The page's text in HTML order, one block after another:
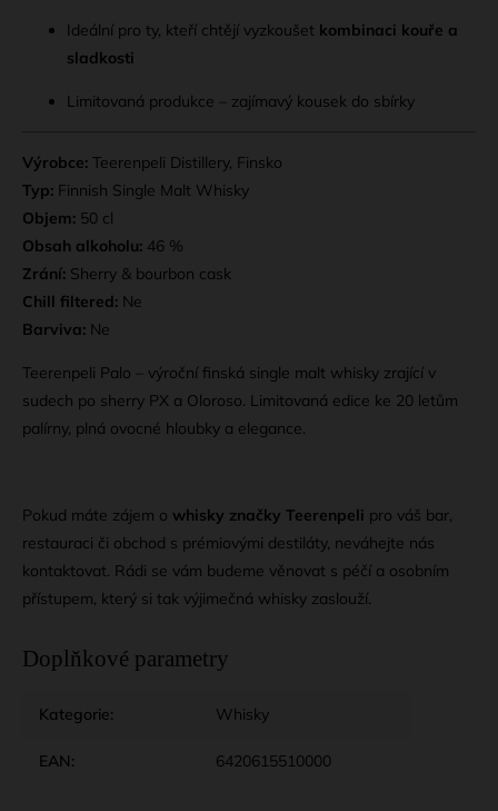
Ideální pro ty, kteří chtějí vyzkoušet kombinaci kouře a
sladkosti
Limitovaná produkce – zajímavý kousek do sbírky
Výrobce: Teerenpeli Distillery, Finsko
Typ: Finnish Single Malt Whisky
Objem: 50 cl
Obsah alkoholu: 46 %
Zrání: Sherry & bourbon cask
Chill filtered: Ne
Barviva: Ne
Teerenpeli Palo – výroční finská single malt whisky zrající v
sudech po sherry PX a Oloroso. Limitovaná edice ke 20 letům
palírny, plná ovocné hloubky a elegance.
Pokud máte zájem o whisky značky Teerenpeli pro váš bar,
restauraci či obchod s prémiovými destiláty, neváhejte nás
kontaktovat. Rádi se vám budeme věnovat s péčí a osobním
přístupem, který si tak výjimečná whisky zaslouží.
Doplňkové parametry
Kategorie: Whisky
EAN: 6420615510000